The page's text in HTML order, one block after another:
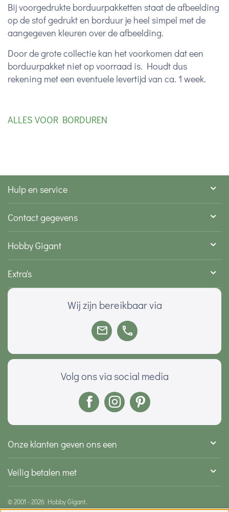
Bij voorgedrukte borduurpakketten staat de afbeelding
op de stof gedrukt en borduur je heel simpel met de
aangegeven kleuren over de afbeelding.
Door de grote collectie kan het voorkomen dat een
borduurpakket niet op voorraad is. Houdt dus
rekening met een eventuele levertijd van ca. 1 week.
ALLES VOOR BORDUREN
Hulp en service
Contact gegevens
Hobby Gigant
Extra's
Wij zijn bereikbaar via
Volg ons via social media
Onze klanten geven ons een
Veilig betalen met
© 2001 - 2026 Hobby Gigant.